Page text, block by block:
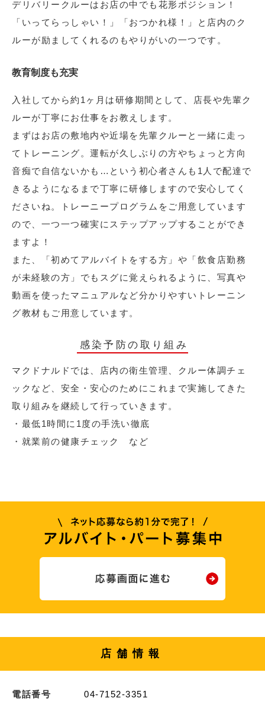
デリバリークルーはお店の中でも花形ポジション！
「いってらっしゃい！」「おつかれ様！」と店内のク
ルーが励ましてくれるのもやりがいの一つです。
教育制度も充実
入社してから約1ヶ月は研修期間として、店長や先輩ク
ルーが丁寧にお仕事をお教えします。
まずはお店の敷地内や近場を先輩クルーと一緒に走っ
てトレーニング。運転が久しぶりの方やちょっと方向
音痴で自信ないかも…という初心者さんも1人で配達で
きるようになるまで丁寧に研修しますので安心してく
ださいね。トレーニープログラムをご用意しています
ので、一つ一つ確実にステップアップすることができ
ますよ！
また、「初めてアルバイトをする方」や「飲食店勤務
が未経験の方」でもスグに覚えられるように、写真や
動画を使ったマニュアルなど分かりやすいトレーニン
グ教材もご用意しています。
感染予防の取り組み
マクドナルドでは、店内の衛生管理、クルー体調チェ
ックなど、安全・安心のためにこれまで実施してきた
取り組みを継続して行っていきます。
・最低1時間に1度の手洗い徹底
・就業前の健康チェック など
店舗情報
電話番号 04-7152-3351